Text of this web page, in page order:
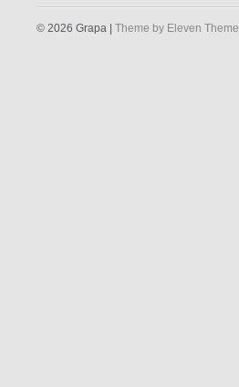
© 2026 Grapa |Theme by Eleven